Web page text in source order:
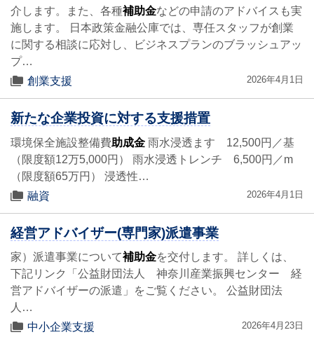
介します。また、各種補助金などの申請のアドバイスも実
施します。 日本政策金融公庫では、専任スタッフが創業
に関する相談に応対し、ビジネスプランのブラッシュアッ
プ…
創業支援
2026年4月1日
新たな企業投資に対する支援措置
環境保全施設整備費助成金 雨水浸透ます 12,500円／基
（限度額12万5,000円） 雨水浸透トレンチ 6,500円／m
（限度額65万円） 浸透性…
融資
2026年4月1日
経営アドバイザー(専門家)派遣事業
家）派遣事業について補助金を交付します。 詳しくは、
下記リンク「公益財団法人 神奈川産業振興センター 経
営アドバイザーの派遣」をご覧ください。 公益財団法
人…
中小企業支援
2026年4月23日